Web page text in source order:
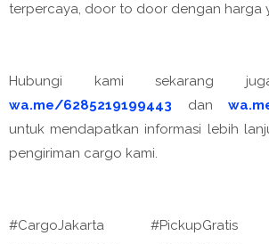
terpercaya, door to door dengan harga
Hubungi kami sekarang
wa.me/6285219199443 dan
untuk mendapatkan informasi lebih
pengiriman cargo kami.
#CargoJakarta #PickupGratis